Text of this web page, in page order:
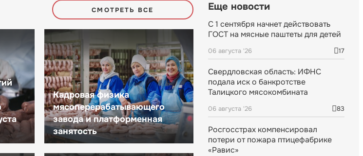
СМОТРЕТЬ ВСЕ
Кадровая физика
мясоперерабатывающего
завода и платформенная
занятость
Еще новости
С 1 сентября начнет действовать
ГОСТ на мясные паштеты для детей
06 августа '26 17
Свердловская область: ИФНС
подала иск о банкротстве
Талицкого мясокомбината
06 августа '26 83
Росгосстрах компенсировал
потери от пожара птицефабрике
«Равис»